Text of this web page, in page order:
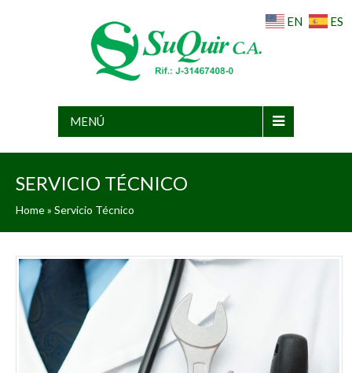
MENÚ
SERVICIO TÉCNICO
Home» Servicio Técnico
EN ES